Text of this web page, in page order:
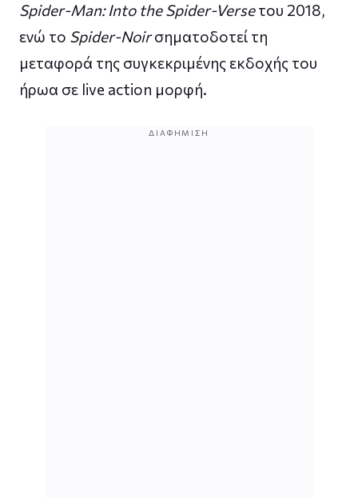
Spider-Man: Into the Spider-Verseτου 2018,
ενώ το Spider-Noirσηματοδοτεί τη
μεταφορά της συγκεκριμένης εκδοχής του
ήρωα σε live action μορφή.
ΔΙΑΦΉΜΙΣΗ